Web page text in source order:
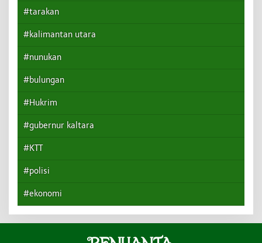
#tarakan
#kalimantan utara
#nunukan
#bulungan
#Hukrim
#gubernur kaltara
#KTT
#polisi
#ekonomi